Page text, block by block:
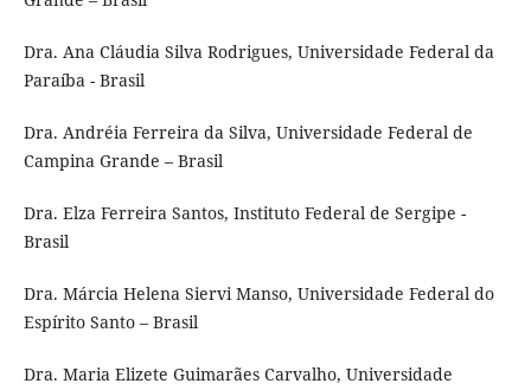
Dra. Ana Cláudia Silva Rodrigues, Universidade Federal da
Paraíba - Brasil
Dra. Andréia Ferreira da Silva, Universidade Federal de
Campina Grande – Brasil
Dra. Elza Ferreira Santos, Instituto Federal de Sergipe -
Brasil
Dra. Márcia Helena Siervi Manso, Universidade Federal do
Espírito Santo – Brasil
Dra. Maria Elizete Guimarães Carvalho, Universidade